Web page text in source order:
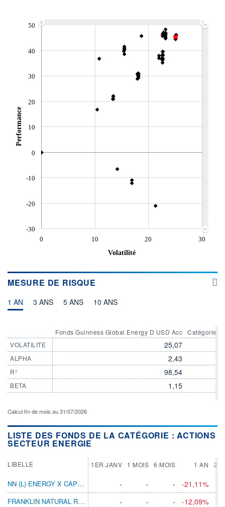
NOTATION MORNINGSTAR ⁽¹⁾
RISQUE DU FONDS (SRI)
-30
-20
-10
0
10
20
30
40
50
Performance
0 10 20
30
Volatilité
MESURE DE RISQUE
1 AN 3 ANS 5 ANS 10 ANS
VOLATILITE
ALPHA
R²
BETA
Fonds Guinness Global Energy D USD Acc
25,07
2,43
98,54
1,15
Catégorie
Calcul fin de mois au 31/07/2026
LISTE DES FONDS DE LA CATÉGORIE : ACTIONS
SECTEUR ENERGIE
LIBELLE 1ER JANV 1 MOIS 6 MOIS 1 AN 2
NN (L) ENERGY X CAP HUF - - -
-21,11%
FRANKLIN NATURAL RESOURCES C(ACC)USD
- - -
-12,09%